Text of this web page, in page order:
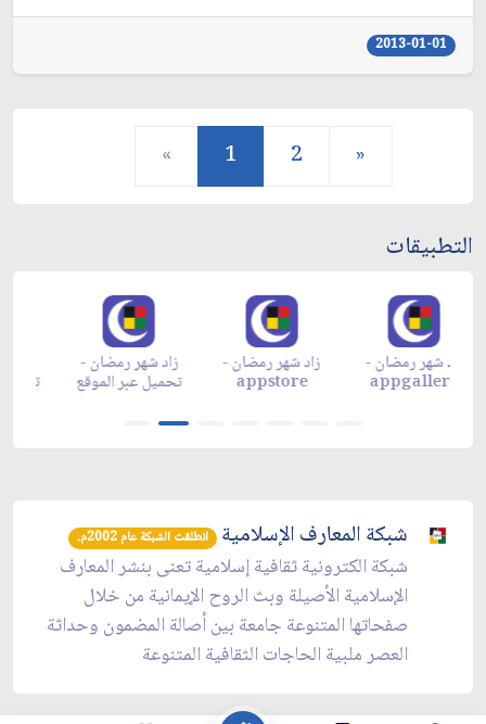
2013-01-01
« 1 2 »
التطبيقات
زاد شهر رمضان -
تحميل عبر الموقع
زاد شهر رمضان -
appstore
زاد شهر رمضان -
appgallery
شبكة المعارف الإسلامية انطلقت الشبكة عام 2002م.
شبكة الكترونية ثقافية إسلامية تعنى بنشر المعارف
الإسلامية الأصيلة وبث الروح الإيمانية من خلال
صفحاتها المتنوعة جامعة بين أصالة المضمون وحداثة
العصر ملبية الحاجات الثقافية المتنوعة